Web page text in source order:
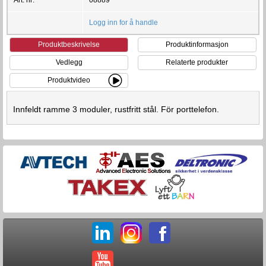
Logg inn for å handle
Produktbeskrivelse Produktinformasjon
Vedlegg Relaterte produkter
Produktvideo
Innfeldt ramme 3 moduler, rustfritt stål. För porttelefon.